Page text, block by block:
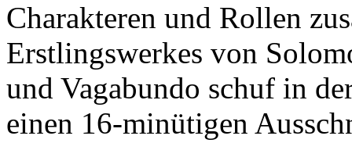
Charakteren und Rollen
Erstlingswerkes von
und Vagabundo schuf in
einen 16-minütigen